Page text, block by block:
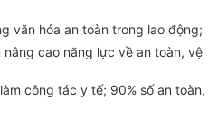
văn hóa an toàn trong lao động;
cao năng lực về an toàn, vệ
công tác y tế; 90% số an toàn,